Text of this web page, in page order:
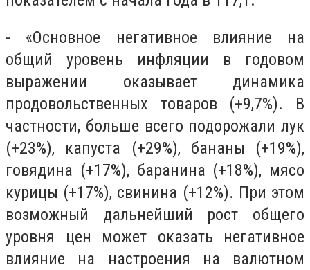
- «Основное негативное влияние на
общий уровень инфляции в годовом
выражении оказывает динамика
продовольственных товаров (+9,7%). В
частности, больше всего подорожали лук
(+23%), капуста (+29%), бананы (+19%),
говядина (+17%), баранина (+18%), мясо
курицы (+17%), свинина (+12%). При этом
возможный дальнейший рост общего
уровня цен может оказать негативное
влияние на настроения на валютном